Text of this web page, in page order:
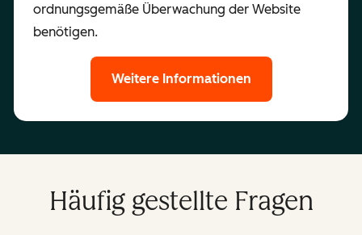
ordnungsgemäße Überwachung der Website
benötigen.
Weitere Informationen
Häufig gestellte Fragen